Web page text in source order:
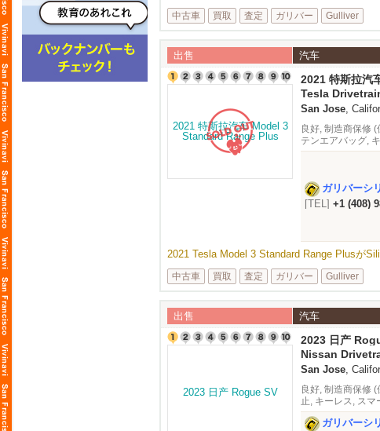
中古車 買取 査定 ガリバー Gulliver
出售 汽车
2021 特斯拉汽
Tesla
San Jose,
良好, 制造商保修
テンエアバッグ,
ルーズコントロー
ガリバーシ
[TEL] +1 (408)
2021 Tesla Model 3 Standard Range Plusが
中古車 買取 査定 ガリバー Gulliver
出售 汽车
2023 日产
Nissan
26,374 miles
San Jose,
良好, 制造商保修
止, キーレス, ス
ロール, 緊急ブレ
ガリバーシ